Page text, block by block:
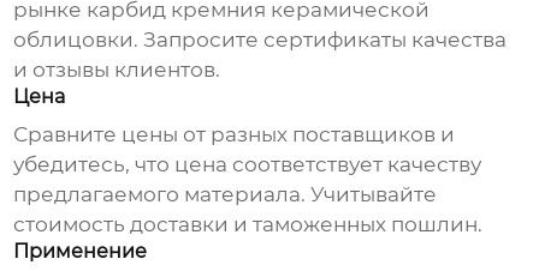
рынке карбид кремния керамической
облицовки. Запросите сертификаты качества
и отзывы клиентов.
Цена
Сравните цены от разных поставщиков и
убедитесь, что цена соответствует качеству
предлагаемого материала. Учитывайте
стоимость доставки и таможенных пошлин.
Применение